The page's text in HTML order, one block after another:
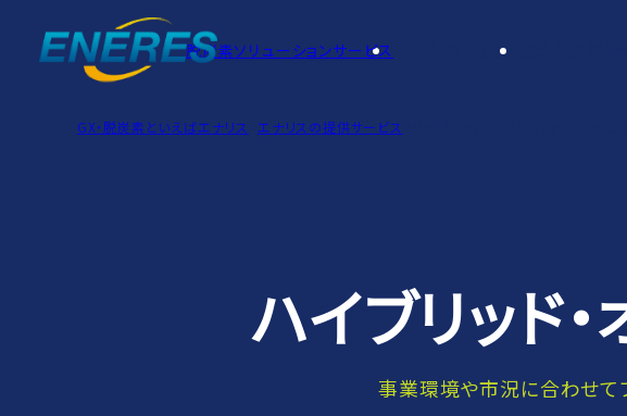
脱炭素ソリューションサービス
GX・脱炭素といえばエナリス エナリスの提供サービス
ハイブリッド
事業環境や市況に合わせて